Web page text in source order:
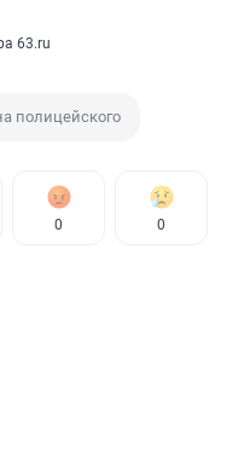
63.ru
полицейского
0 0